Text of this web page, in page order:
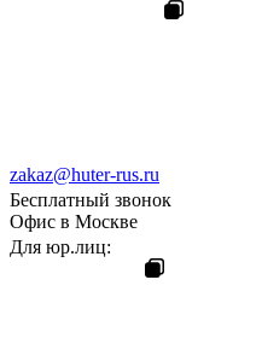
zakaz@huter-rus.ru
Бесплатный звонок
Офис в Москве
Для юр.лиц: